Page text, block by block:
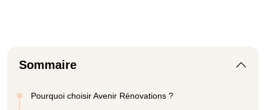
Sommaire
Pourquoi choisir Avenir Rénovations ?